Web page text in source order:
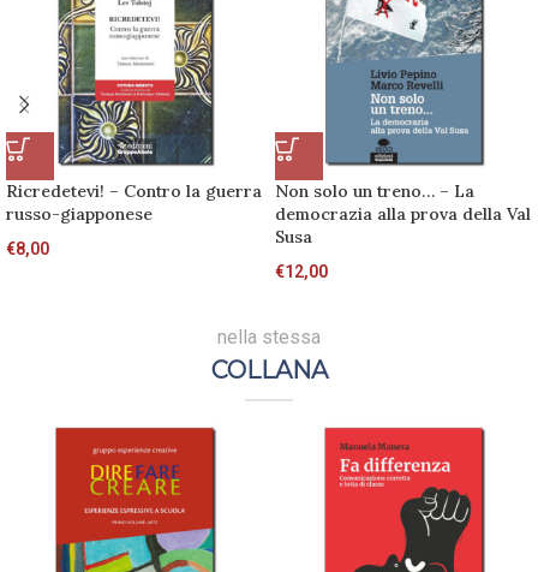
Ricredetevi! – Contro la guerra
russo-giapponese
€8,00
Non solo un treno… – La
democrazia alla prova della Val
Susa
€12,00
nella stessa
COLLANA